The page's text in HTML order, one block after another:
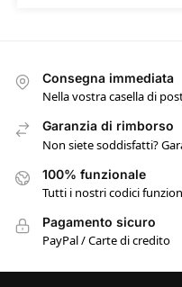
Consegna immediata
Nella vostra casella di
Garanzia di rimborso
Non siete soddisfatti?
100% funzionale
Tutti i nostri codici
Pagamento sicuro
PayPal / Carte di credito